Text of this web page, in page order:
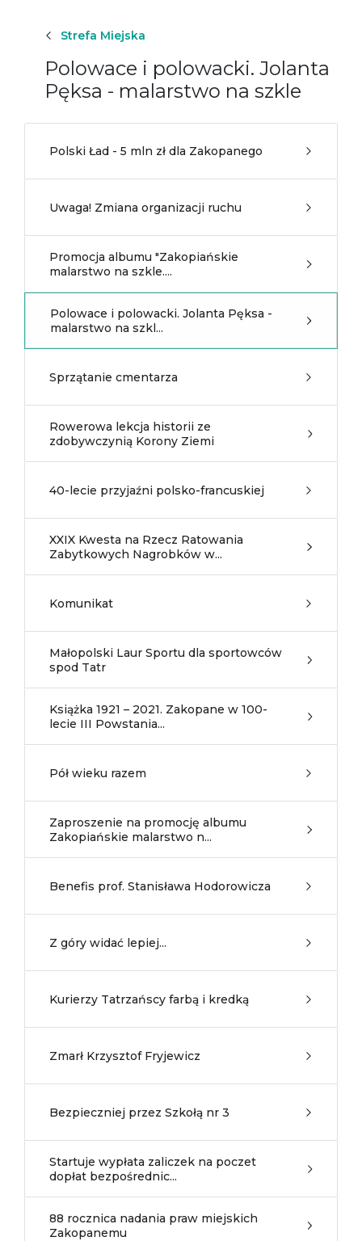
Strefa Miejska
Polowace i polowacki. Jolanta
Pęksa - malarstwo na szkle
Polski Ład - 5 mln zł dla Zakopanego
Uwaga! Zmiana organizacji ruchu
Promocja albumu "Zakopiańskie
malarstwo na szkle....
Polowace i polowacki. Jolanta Pęksa -
malarstwo na szkl...
Sprzątanie cmentarza
Rowerowa lekcja historii ze
zdobywczynią Korony Ziemi
40-lecie przyjaźni polsko-francuskiej
XXIX Kwesta na Rzecz Ratowania
Zabytkowych Nagrobków w...
Komunikat
Małopolski Laur Sportu dla sportowców
spod Tatr
Książka 1921 – 2021. Zakopane w 100-
lecie III Powstania...
Pół wieku razem
Zaproszenie na promocję albumu
Zakopiańskie malarstwo n...
Benefis prof. Stanisława Hodorowicza
Z góry widać lepiej...
Kurierzy Tatrzańscy farbą i kredką
Zmarł Krzysztof Fryjewicz
Bezpieczniej przez Szkołą nr 3
Startuje wypłata zaliczek na poczet
dopłat bezpośrednic...
88 rocznica nadania praw miejskich
Zakopanemu